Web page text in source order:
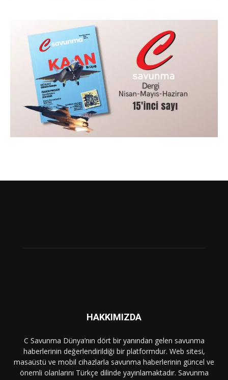
HAKKIMIZDA
C Savunma Dünya’nın dört bir yanından gelen savunma
haberlerinin değerlendirildiği bir platformdur. Web sitesi,
masaüstü ve mobil cihazlarla savunma haberlerinin güncel ve
önemli olanlarını Türkçe dilinde yayınlamaktadır. Savunma